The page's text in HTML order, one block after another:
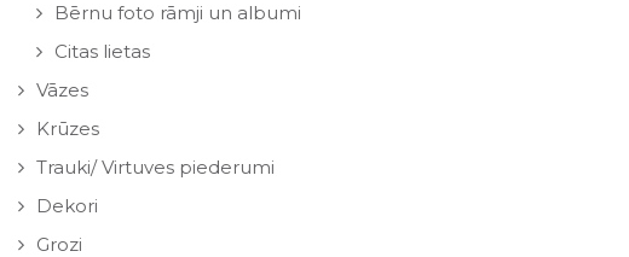
Bērnu foto rāmji un albumi
Citas lietas
Vāzes
Krūzes
Trauki/ Virtuves piederumi
Dekori
Grozi